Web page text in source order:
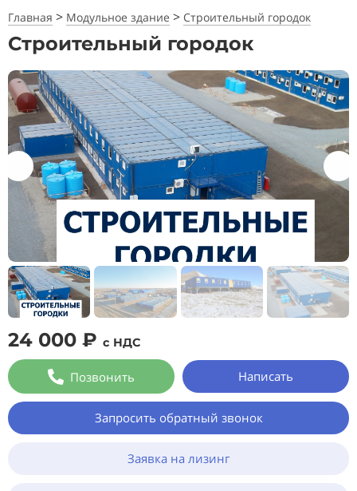
Главная > Модульное здание > Строительный городок
Строительный городок
24 000 ₽ с НДС
Позвонить Написать
Запросить обратный звонок
Заявка на лизинг